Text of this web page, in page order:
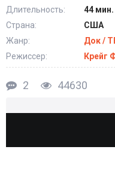
Длительность:
44 мин.
Страна:
США
Жанр:
Док /
Режиссер:
Крейг
2 44630